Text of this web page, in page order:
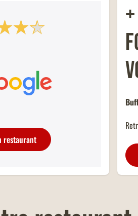
OFFRE FAMILLES
Un menu KIDS offert dans
restaurants Buffalo Grill sur
votre carte famille nombreuse
limite d'un menu KIDS par
restaurant